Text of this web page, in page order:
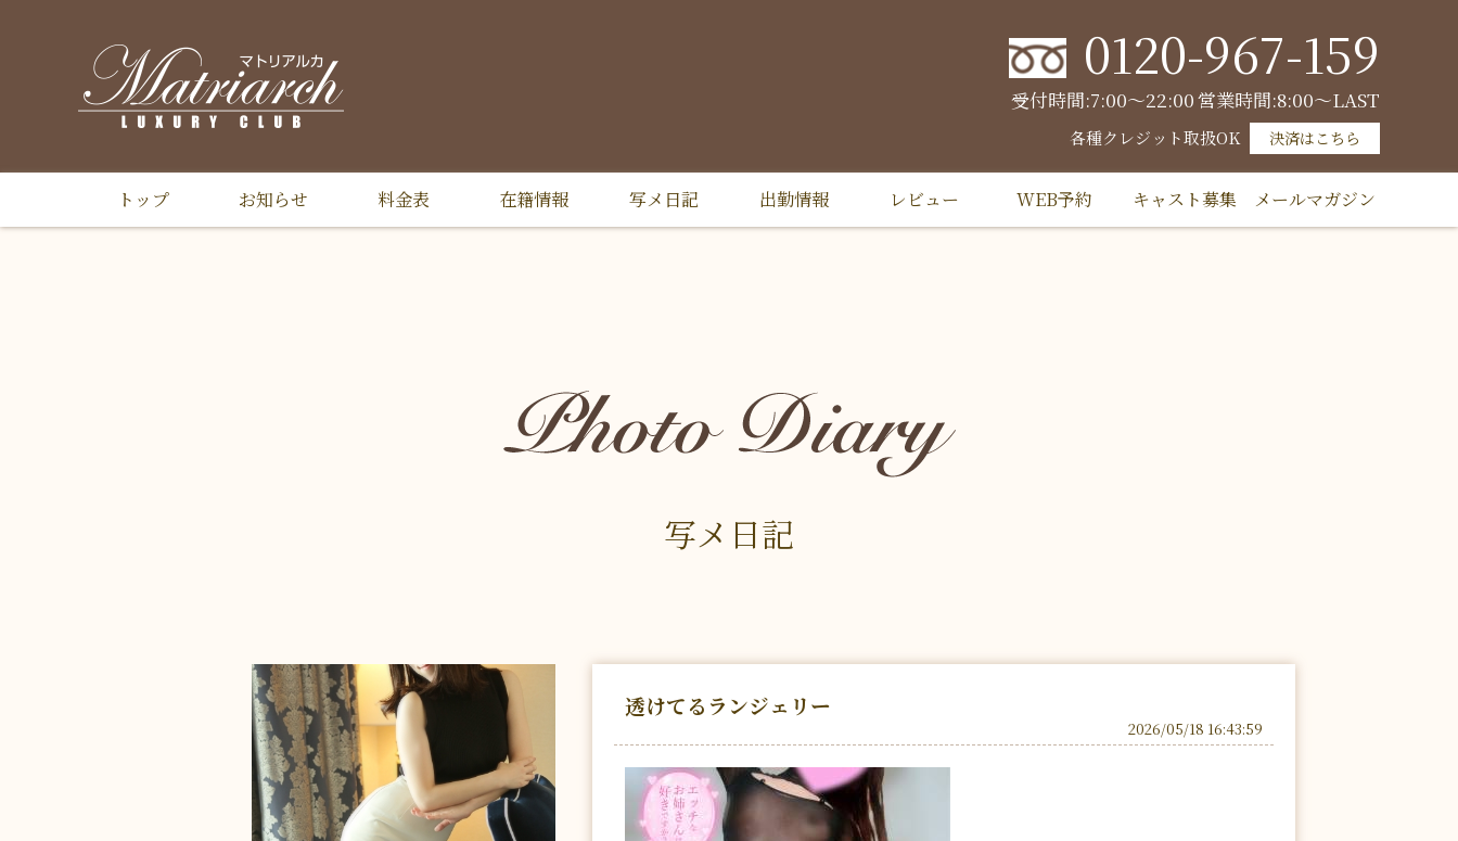
0120-967-159
受付時間:7:00～22:00営業時間:8:00～LAST
各種クレジット取扱OK 決済はこちら
トップ お知らせ 料金表 在籍情報 写メ日記 出勤情報 レビュー WEB予約 キャスト募集 メールマガジン
写メ日記
透けてるランジェリー
2026/05/18 16:43:59